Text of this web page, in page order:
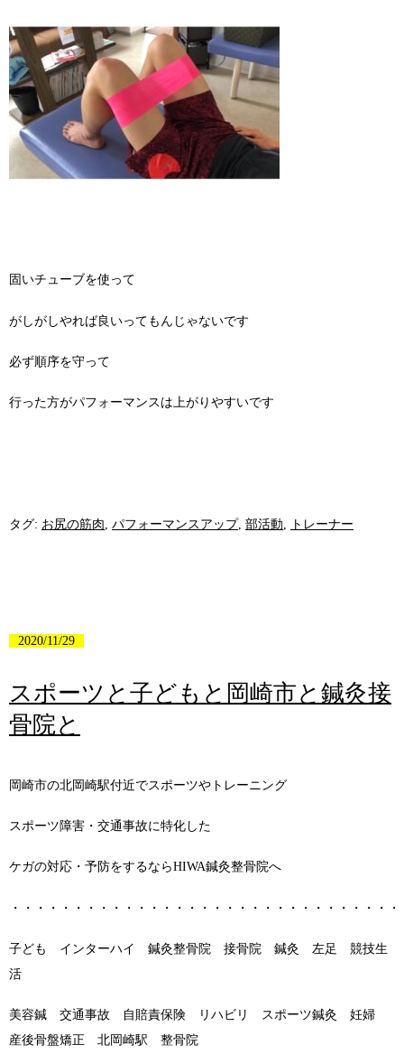
固いチューブを使って
がしがしやれば良いってもんじゃないです
必ず順序を守って
行った方がパフォーマンスは上がりやすいです
タグ: お尻の筋肉, パフォーマンスアップ, 部活動, トレーナー
2020/11/29
スポーツと子どもと岡崎市と鍼灸接
骨院と
岡崎市の北岡崎駅付近でスポーツやトレーニング
スポーツ障害・交通事故に特化した
ケガの対応・予防をするならHIWA鍼灸整骨院へ
・・・・・・・・・・・・・・・・・・・・・・・・・・・・・・
子ども インターハイ 鍼灸整骨院 接骨院 鍼灸 左足 競技生
活
美容鍼 交通事故 自賠責保険 リハビリ スポーツ鍼灸 妊婦
産後骨盤矯正 北岡崎駅 整骨院